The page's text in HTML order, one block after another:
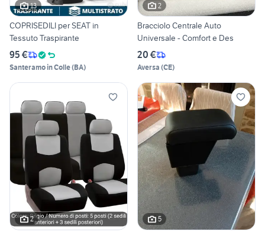
13
COPRISEDILI per SEAT in
Tessuto Traspirante
95 €
Santeramo in Colle(BA)
2
Bracciolo Centrale Auto
Universale - Comfort e Des
20 €
Aversa (CE)
2 5